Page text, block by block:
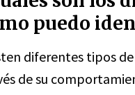
puedo
diferentes tipos
de su